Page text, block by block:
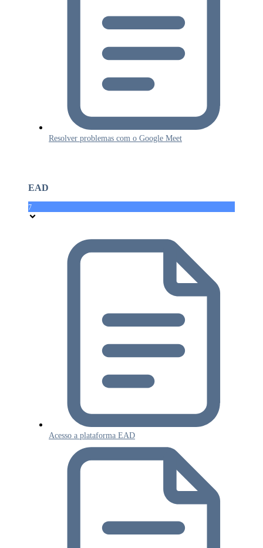
Resolver problemas com o Google Meet
EAD
7
Acesso a plataforma EAD